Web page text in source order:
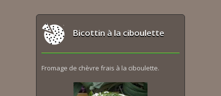
Bicottin à la ciboulette
Fromage de chèvre frais à la ciboulette.